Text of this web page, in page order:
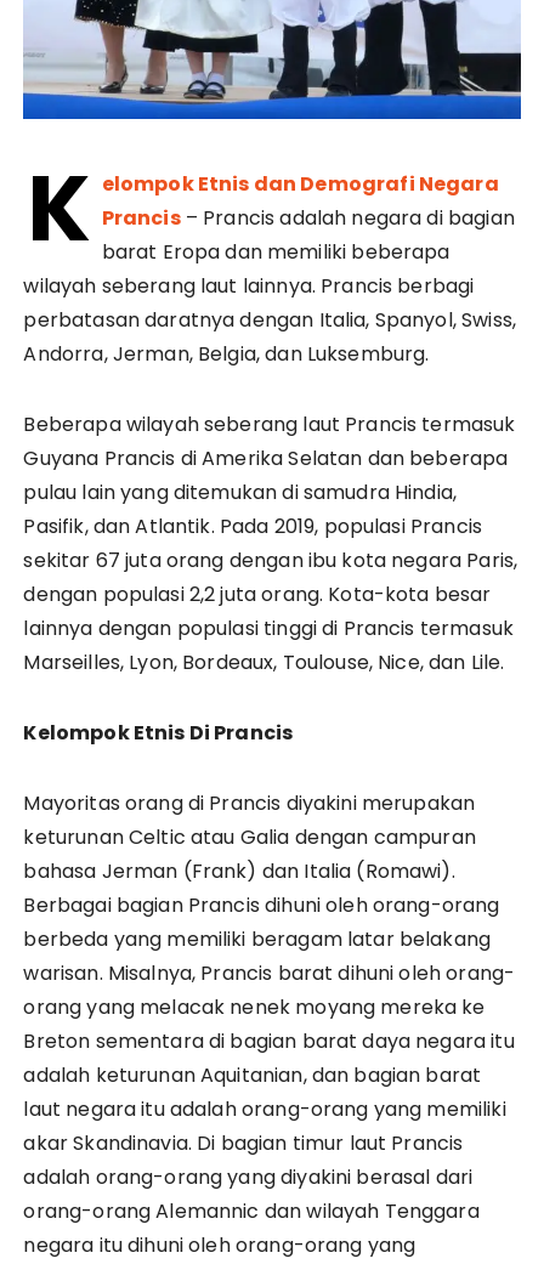
K elompok Etnis dan Demografi Negara
Prancis– Prancis adalah negara di bagian
barat Eropa dan memiliki beberapa
wilayah seberang laut lainnya. Prancis berbagi
perbatasan daratnya dengan Italia, Spanyol, Swiss,
Andorra, Jerman, Belgia, dan Luksemburg.
Beberapa wilayah seberang laut Prancis termasuk
Guyana Prancis di Amerika Selatan dan beberapa
pulau lain yang ditemukan di samudra Hindia,
Pasifik, dan Atlantik. Pada 2019, populasi Prancis
sekitar 67 juta orang dengan ibu kota negara Paris,
dengan populasi 2,2 juta orang. Kota-kota besar
lainnya dengan populasi tinggi di Prancis termasuk
Marseilles, Lyon, Bordeaux, Toulouse, Nice, dan Lile.
Kelompok Etnis Di Prancis
Mayoritas orang di Prancis diyakini merupakan
keturunan Celtic atau Galia dengan campuran
bahasa Jerman (Frank) dan Italia (Romawi).
Berbagai bagian Prancis dihuni oleh orang-orang
berbeda yang memiliki beragam latar belakang
warisan. Misalnya, Prancis barat dihuni oleh orang-
orang yang melacak nenek moyang mereka ke
Breton sementara di bagian barat daya negara itu
adalah keturunan Aquitanian, dan bagian barat
laut negara itu adalah orang-orang yang memiliki
akar Skandinavia. Di bagian timur laut Prancis
adalah orang-orang yang diyakini berasal dari
orang-orang Alemannic dan wilayah Tenggara
negara itu dihuni oleh orang-orang yang